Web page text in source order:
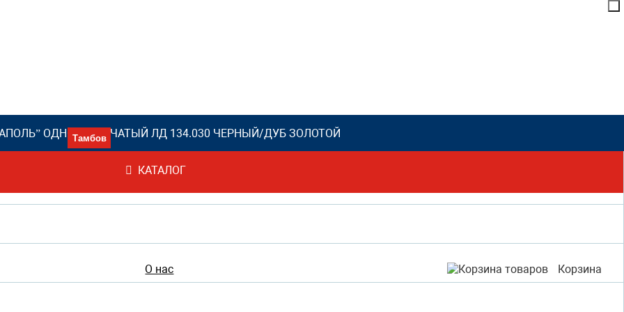
Адреса магазинов 8 (4752) 53-99-99
О нас Корзина
ОДНОСТВОРЧАТЫЙ ЛД 134.030 ЧЕРНЫЙ/ДУБ ЗОЛОТОЙ
КАТАЛОГ